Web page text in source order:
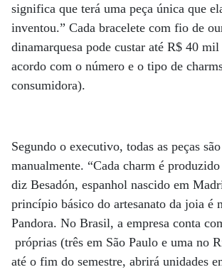
significa que terá uma peça única que
inventou.” Cada bracelete com fio de
dinamarquesa pode custar até R$ 40
acordo com o número e o tipo de
consumidora).
Segundo o executivo, todas as peças
manualmente. “Cada charm é produzido
diz Besadón, espanhol nascido em
princípio básico do artesanato da joia é
Pandora. No Brasil, a empresa conta
próprias (três em São Paulo e uma no
até o fim do semestre, abrirá unidades